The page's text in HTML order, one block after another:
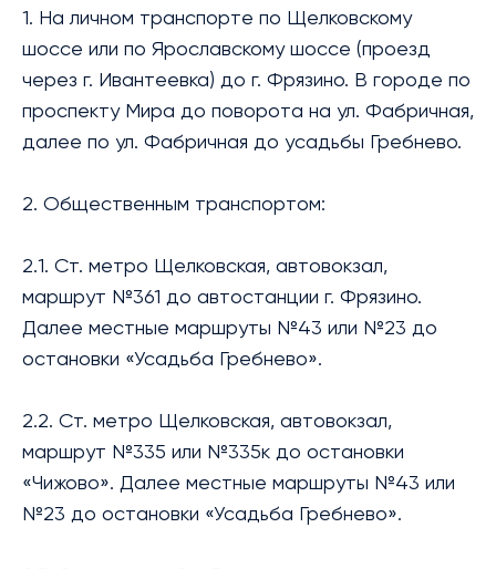
1. На личном транспорте по Щелковскому
шоссе или по Ярославскому шоссе (проезд
через г. Ивантеевка) до г. Фрязино. В городе по
проспекту Мира до поворота на ул. Фабричная,
далее по ул. Фабричная до усадьбы Гребнево.
2. Общественным транспортом:
2.1. Ст. метро Щелковская, автовокзал,
маршрут №361 до автостанции г. Фрязино.
Далее местные маршруты №43 или №23 до
остановки «Усадьба Гребнево».
2.2. Ст. метро Щелковская, автовокзал,
маршрут №335 или №335к до остановки
«Чижово». Далее местные маршруты №43 или
№23 до остановки «Усадьба Гребнево».